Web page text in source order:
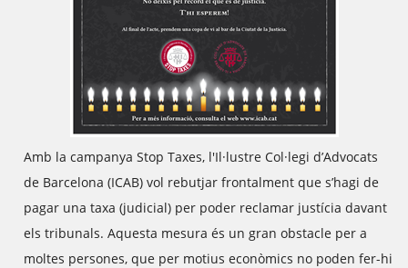
Amb la campanya Stop Taxes, l'Il·lustre Col·legi d’Advocats
de Barcelona (ICAB) vol rebutjar frontalment que s’hagi de
pagar una taxa (judicial) per poder reclamar justícia davant
els tribunals. Aquesta mesura és un gran obstacle per a
moltes persones, que per motius econòmics no poden fer-hi